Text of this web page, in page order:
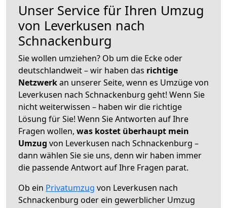
Unser Service für Ihren Umzug
von Leverkusen nach
Schnackenburg
Sie wollen umziehen? Ob um die Ecke oder
deutschlandweit – wir haben das richtige
Netzwerkan unserer Seite, wenn es Umzüge von
Leverkusen nach Schnackenburg geht! Wenn Sie
nicht weiterwissen – haben wir die richtige
Lösung für Sie! Wenn Sie Antworten auf Ihre
Fragen wollen, was kostet überhaupt mein
Umzug von Leverkusen nach Schnackenburg –
dann wählen Sie sie uns, denn wir haben immer
die passende Antwort auf Ihre Fragen parat.
Ob ein Privatumzug von Leverkusen nach
Schnackenburg oder ein gewerblicher Umzug